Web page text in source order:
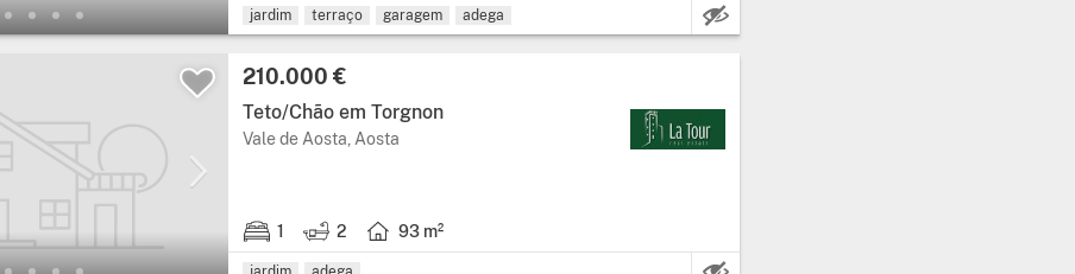
jardim terraço garagem adega
Preço:
210.000 €
Teto/Chão em Torgnon
Vale de Aosta, Aosta Região: Vale de Aosta, província: Aosta.
1
1 quarto. 2
2 casas de banho.
93 m²
Área útil: 93 metros quadrados.